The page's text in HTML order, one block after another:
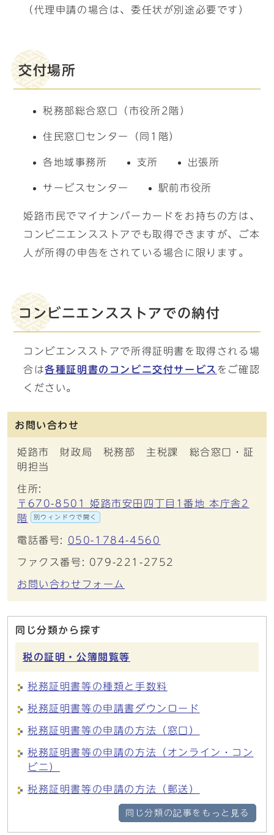
（代理申請の場合は、委任状が別途必要です）
交付場所
税務部総合窓口（市役所2階）
住民窓口センター（同1階）
各地域事務所 支所 出張所
サービスセンター 駅前市役所
姫路市民でマイナンバーカードをお持ちの方は、
コンビニエンスストアでも取得できますが、ご本
人が所得の申告をされている場合に限ります。
コンビニエンスストアでの納付
コンビエンスストアで所得証明書を取得される場
合は各種証明書のコンビニ交付サービス をご確認
ください。
お問い合わせ
姫路市 財政局 税務部 主税課 総合窓口・証
明担当
住所:
〒670-8501 姫路市安田四丁目1番地 本庁舎2
階
別ウィンドウで開く
電話番号: 050-1784-4560
ファクス番号: 079-221-2752
お問い合わせフォーム
同じ分類から探す
税の証明・公簿閲覧等
税務証明書等の種類と手数料
税務証明書等の申請書ダウンロード
税務証明書等の申請の方法（窓口）
税務証明書等の申請の方法（オンライン・コン
ビニ）
税務証明書等の申請の方法（郵送）
同じ分類の記事をもっと見る